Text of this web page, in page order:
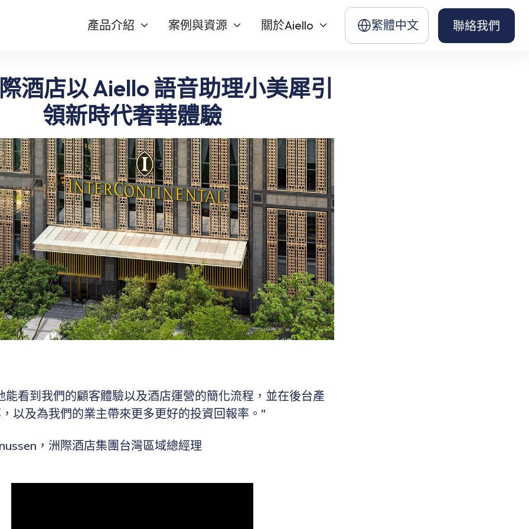
產品介紹  案例與資源  關於Aiello  繁體中文 聯絡我們
酒店以 Aiello 語音助理小美犀引
領新時代奢華體驗
能看到我們的顧客體驗以及酒店運營的簡化流程，並在後台產
以及為我們的業主帶來更多更好的投資回報率。"
，洲際酒店集團台灣區域總經理